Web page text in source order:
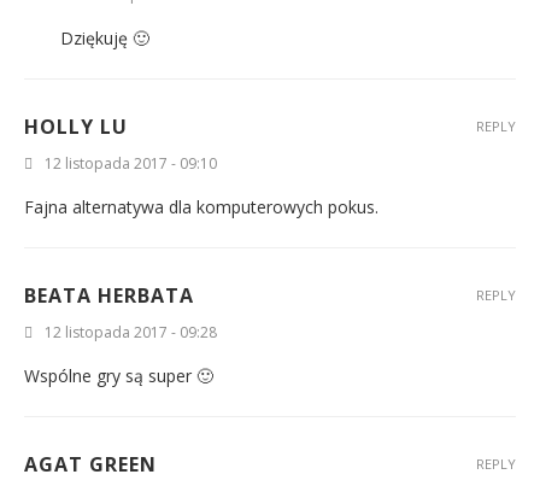
Dziękuję 🙂
HOLLY LU
12 listopada 2017 - 09:10
Fajna alternatywa dla komputerowych pokus.
REPLY
BEATA HERBATA
12 listopada 2017 - 09:28
Wspólne gry są super 🙂
REPLY
AGAT GREEN REPLY